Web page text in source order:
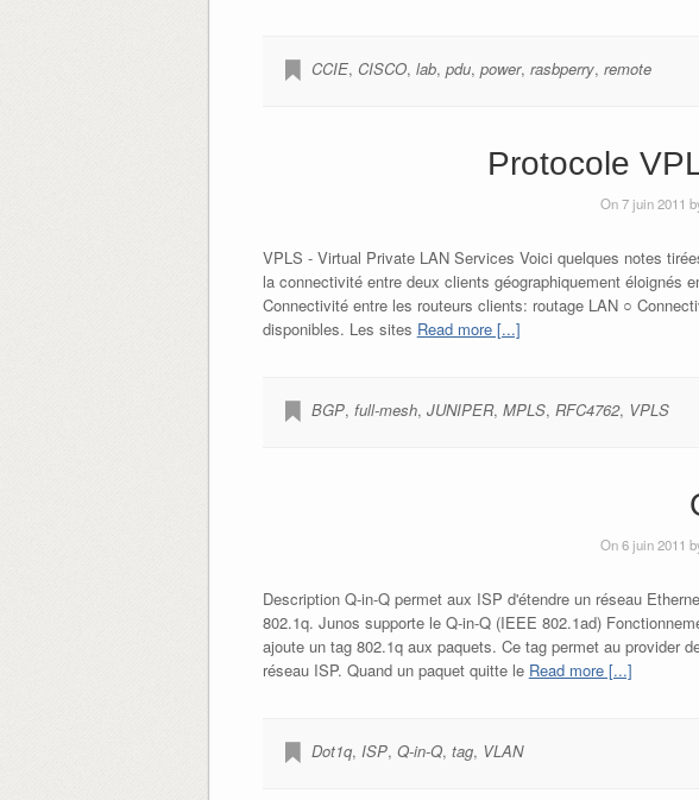
CCIE, CISCO, lab, pdu, power, rasbperry, remote
Protocole
On 7 juin 2011
VPLS - Virtual Private LAN Services Voici quelques notes
la connectivité entre deux clients géographiquement éloignés
Connectivité entre les routeurs clients: routage LAN ○
disponibles. Les sites Read more [...]
BGP, full-mesh, JUNIPER, MPLS, RFC4762, VPLS
On 6 juin 2011
Description Q-in-Q permet aux ISP d'étendre un réseau
802.1q. Junos supporte le Q-in-Q (IEEE 802.1ad)
ajoute un tag 802.1q aux paquets. Ce tag permet au provider
réseau ISP. Quand un paquet quitte le Read more [...]
Dot1q, ISP, Q-in-Q, tag, VLAN